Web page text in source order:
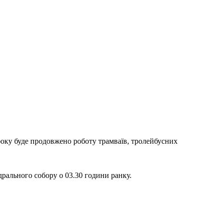
буде продовжено роботу трамваїв, тролейбусних
собору о 03.30 години ранку.